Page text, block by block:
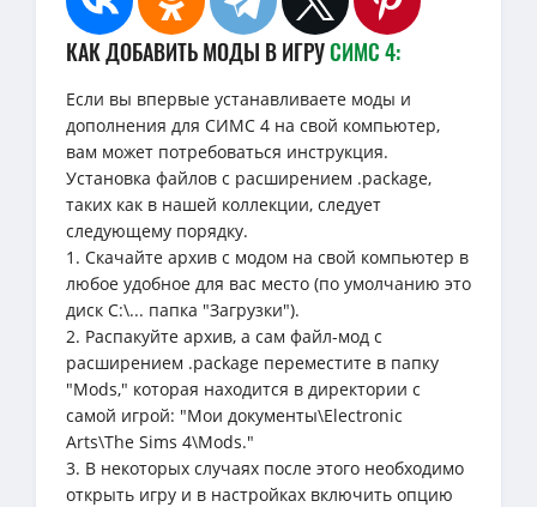
КАК ДОБАВИТЬ МОДЫ В ИГРУСИМС 4:
Если вы впервые устанавливаете моды и
дополнения для СИМС 4 на свой компьютер,
вам может потребоваться инструкция.
Установка файлов с расширением .package,
таких как в нашей коллекции, следует
следующему порядку.
1. Скачайте архив с модом на свой компьютер в
любое удобное для вас место (по умолчанию это
диск C:\... папка "Загрузки").
2. Распакуйте архив, а сам файл-мод с
расширением .package переместите в папку
"Mods," которая находится в директории с
самой игрой: "Мои документы\Electronic
Arts\The Sims 4\Mods."
3. В некоторых случаях после этого необходимо
открыть игру и в настройках включить опцию